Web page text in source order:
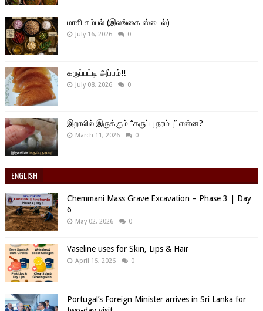
மாசி சம்பல் (இலங்கை ஸ்டைல்)
July 16, 2026 0
கருப்பட்டி அப்பம்!!
July 08, 2026 0
இறாலில் இருக்கும் “கருப்பு நரம்பு” என்ன?
March 11, 2026 0
ENGLISH
Chemmani Mass Grave Excavation – Phase 3 | Day
6
May 02, 2026 0
Vaseline uses for Skin, Lips & Hair
April 15, 2026 0
Portugal’s Foreign Minister arrives in Sri Lanka for